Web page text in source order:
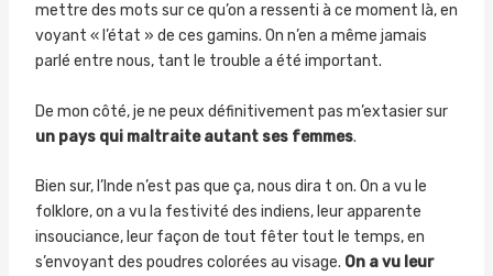
mettre des mots sur ce qu’on a ressenti à ce moment là, en
voyant « l’état » de ces gamins. On n’en a même jamais
parlé entre nous, tant le trouble a été important.
De mon côté, je ne peux définitivement pas m’extasier sur
un pays qui maltraite autant ses femmes.
Bien sur, l’Inde n’est pas que ça, nous dira t on. On a vu le
folklore, on a vu la festivité des indiens, leur apparente
insouciance, leur façon de tout fêter tout le temps, en
s’envoyant des poudres colorées au visage. On a vu leur